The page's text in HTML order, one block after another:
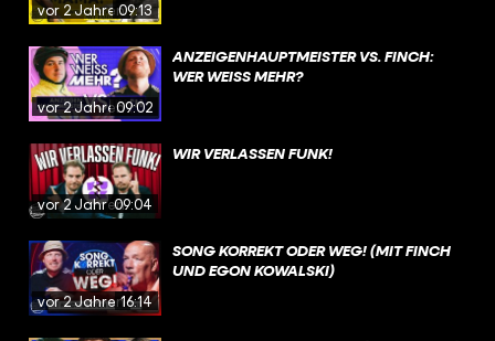
vor 2 Jahren09:13
vor 2 Jahren09:02
ANZEIGENHAUPTMEISTER VS. FINCH:
WER WEISS MEHR?
vor 2 Jahren09:04
WIR VERLASSEN FUNK!
vor 2 Jahren16:14
SONG KORREKT ODER WEG! (MIT FINCH
UND EGON KOWALSKI)